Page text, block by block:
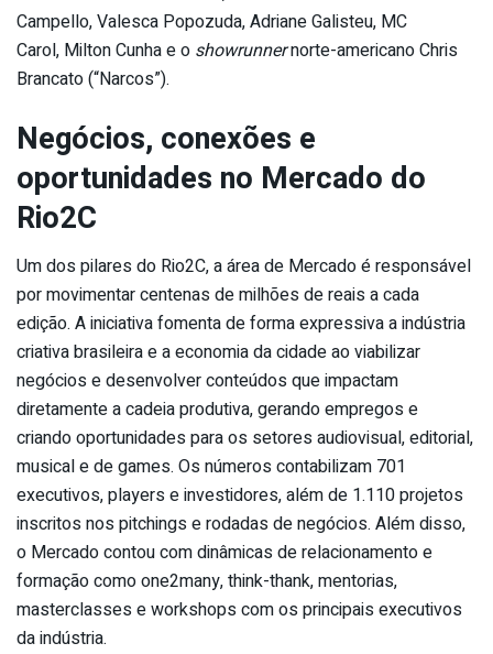
Campello, Valesca Popozuda, Adriane Galisteu, MC
Carol, Milton Cunha e o showrunnernorte-americano Chris
Brancato (“Narcos”).
Negócios, conexões e
oportunidades no Mercado do
Rio2C
Um dos pilares do Rio2C, a área de Mercado é responsável
por movimentar centenas de milhões de reais a cada
edição. A iniciativa fomenta de forma expressiva a indústria
criativa brasileira e a economia da cidade ao viabilizar
negócios e desenvolver conteúdos que impactam
diretamente a cadeia produtiva, gerando empregos e
criando oportunidades para os setores audiovisual, editorial,
musical e de games. Os números contabilizam 701
executivos, players e investidores, além de 1.110 projetos
inscritos nos pitchings e rodadas de negócios. Além disso,
o Mercado contou com dinâmicas de relacionamento e
formação como one2many, think-thank, mentorias,
masterclasses e workshops com os principais executivos
da indústria.